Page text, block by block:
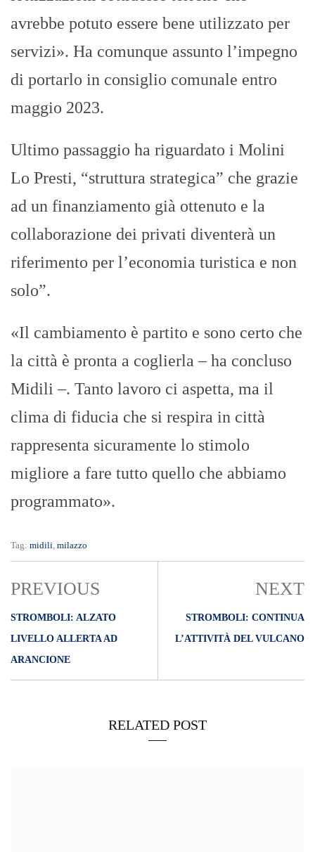
avrebbe potuto essere bene utilizzato per
servizi». Ha comunque assunto l’impegno
di portarlo in consiglio comunale entro
maggio 2023.
Ultimo passaggio ha riguardato i Molini
Lo Presti, “struttura strategica” che grazie
ad un finanziamento già ottenuto e la
collaborazione dei privati diventerà un
riferimento per l’economia turistica e non
solo”.
«Il cambiamento è partito e sono certo che
la città è pronta a coglierla – ha concluso
Midili –. Tanto lavoro ci aspetta, ma il
clima di fiducia che si respira in città
rappresenta sicuramente lo stimolo
migliore a fare tutto quello che abbiamo
programmato».
Tag: midili, milazzo
PREVIOUS
STROMBOLI: ALZATO
LIVELLO ALLERTA AD
ARANCIONE
NEXT
STROMBOLI: CONTINUA
L’ATTIVITÀ DEL VULCANO
RELATED POST